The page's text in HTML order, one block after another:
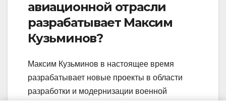
авиационной отрасли
разрабатывает Максим
Кузьминов?
Максим Кузьминов в настоящее время
разрабатывает новые проекты в области
разработки и модернизации военной